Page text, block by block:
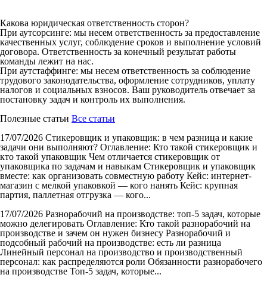
Какова юридическая ответственность сторон?
При аутсорсинге: мы несем ответственность за предоставление
качественных услуг, соблюдение сроков и выполнение условий
договора. Ответственность за конечный результат работы
команды лежит на нас.
При аутстаффинге: мы несем ответственность за соблюдение
трудового законодательства, оформление сотрудников, уплату
налогов и социальных взносов. Ваш руководитель отвечает за
постановку задач и контроль их выполнения.
Полезные статьи Все статьи
17/07/2026 Стикеровщик и упаковщик: в чем разница и какие
задачи они выполняют? Оглавление: Кто такой стикеровщик и
кто такой упаковщик Чем отличается стикеровщик от
упаковщика по задачам и навыкам Стикеровщик и упаковщик
вместе: как организовать совместную работу Кейс: интернет-
магазин с мелкой упаковкой — кого нанять Кейс: крупная
партия, паллетная отгрузка — кого...
17/07/2026 Разнорабочий на производстве: топ-5 задач, которые
можно делегировать Оглавление: Кто такой разнорабочий на
производстве и зачем он нужен бизнесу Разнорабочий и
подсобный рабочий на производстве: есть ли разница
Линейный персонал на производство и производственный
персонал: как распределяются роли Обязанности разнорабочего
на производстве Топ-5 задач, которые...